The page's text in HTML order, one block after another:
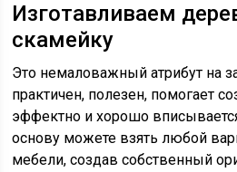
Изготавливаем
скамейку
Это немаловажный атрибут на
практичен, полезен, помогает
эффектно и хорошо
основу можете взять любой
мебели, создав собственный